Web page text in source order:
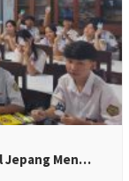
Jepang Men…